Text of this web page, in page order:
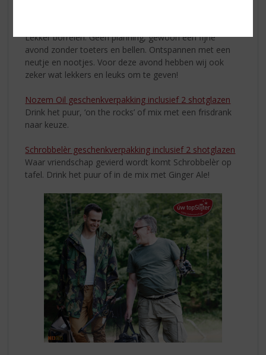
Lekker borrelen. Geen planning, gewoon een fijne
avond zonder toeters en bellen. Ontspannen met een
neutje en nootjes. Voor deze avond hebben wij ook
zeker wat lekkers en leuks om te geven!
Nozem Oil geschenkverpakking inclusief 2 shotglazen
Drink het puur, ‘on the rocks’ of mix met een frisdrank
naar keuze.
Schrobbelèr geschenkverpakking inclusief 2 shotglazen
Waar vriendschap gevierd wordt komt Schrobbelèr op
tafel. Drink het puur of in de mix met Ginger Ale!